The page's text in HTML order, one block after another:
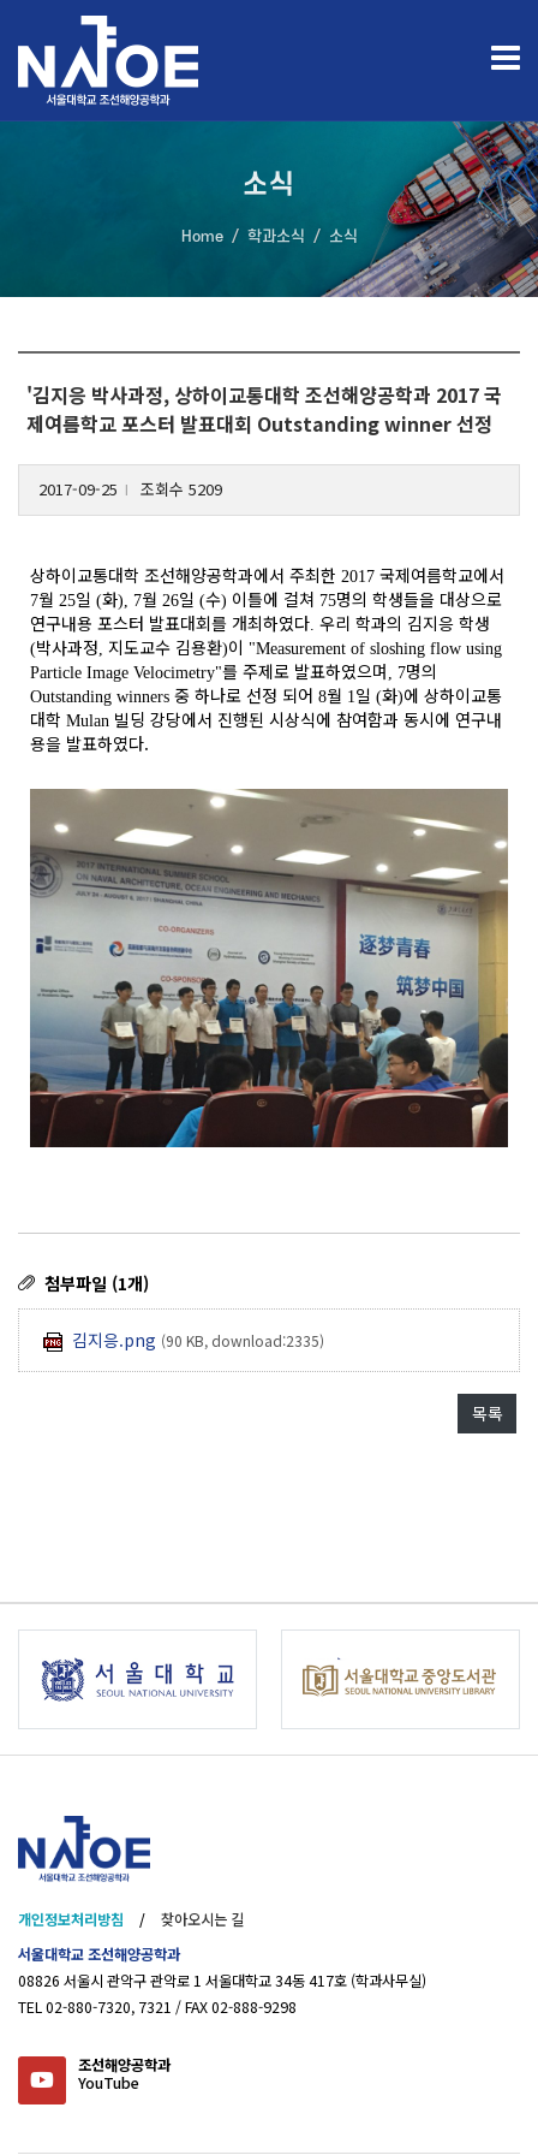
소식
Home 학과소식 소식
'김지응 박사과정, 상하이교통대학 조선해양공학과 2017 국
제여름학교 포스터 발표대회 Outstanding winner 선정
2017-09-25 조회수 5209
상하이교통대학 조선해양공학과에서 주최한 2017 국제여름학교에서
7월 25일 (화), 7월 26일 (수) 이틀에 걸쳐 75명의 학생들을 대상으로
연구내용 포스터 발표대회를 개최하였다. 우리 학과의 김지응 학생
(박사과정, 지도교수 김용환)이 "Measurement of sloshing flow using
Particle Image Velocimetry"를 주제로 발표하였으며 , 7명의
Outstanding winners 중 하나로 선정 되어 8월 1일 (화)에 상하이교통
대학 Mulan 빌딩 강당에서 진행된 시상식에 참여함과 동시에 연구내
용을 발표하였다.
첨부파일 (1개)
김지응.png (90 KB, download:2335)
목록
개인정보처리방침 /
찾아오시는 길
서울대학교 조선해양공학과
08826 서울시 관악구 관악로 1 서울대학교 34동 417호 (학과사무실)
TEL 02-880-7320, 7321 / FAX 02-888-9298
조선해양공학과
YouTube